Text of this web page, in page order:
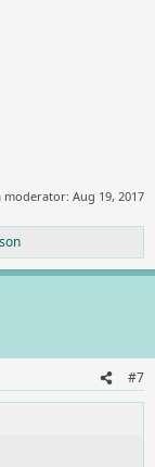
moderator: Aug 19, 2017
#7